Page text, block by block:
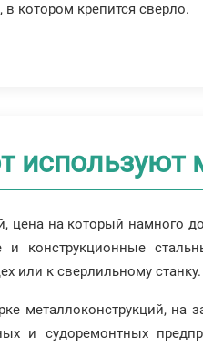
котором крепится сверло.
используют
на который намного
и конструкционные
или к сверлильному станку.
металлоконструкций, на
и судоремонтных